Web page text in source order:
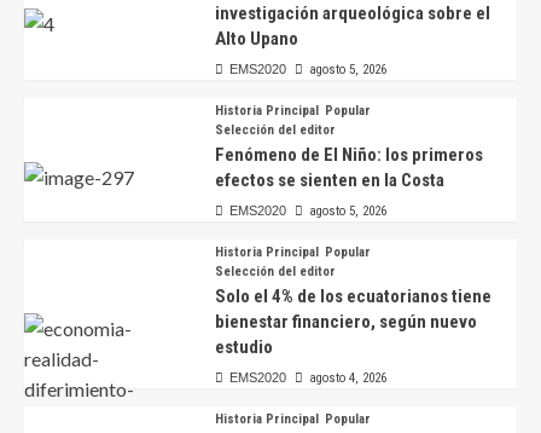
investigación arqueológica sobre el
Alto Upano
EMS2020 agosto 5, 2026
Historia Principal Popular
Selección del editor
Fenómeno de El Niño: los primeros
efectos se sienten en la Costa
EMS2020 agosto 5, 2026
Historia Principal Popular
Selección del editor
Solo el 4% de los ecuatorianos tiene
bienestar financiero, según nuevo
estudio
EMS2020 agosto 4, 2026
Historia Principal Popular